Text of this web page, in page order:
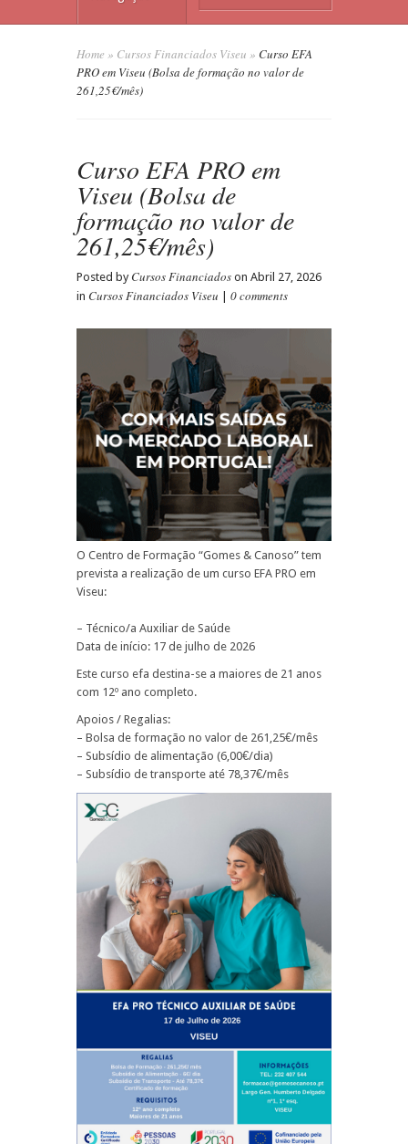
Home » Cursos Financiados Viseu » Curso EFA
PRO em Viseu (Bolsa de formação no valor de
261,25€/mês)
Curso EFA PRO em
Viseu (Bolsa de
formação no valor de
261,25€/mês)
Posted by Cursos Financiados on Abril 27, 2026
in Cursos Financiados Viseu 0 comments
O Centro de Formação “Gomes & Canoso” tem
prevista a realização de um curso EFA PRO em
Viseu:
– Técnico/a Auxiliar de Saúde
Data de início: 17 de julho de 2026
Este curso efa destina-se a maiores de 21 anos
com 12º ano completo.
Apoios / Regalias:
– Bolsa de formação no valor de 261,25€/mês
– Subsídio de alimentação (6,00€/dia)
– Subsídio de transporte até 78,37€/mês